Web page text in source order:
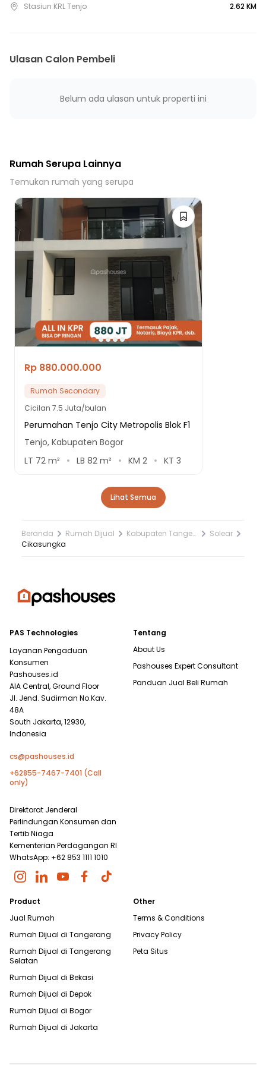
40 Menit ke Gerbang Tol Cikande
40 Menit ke Gerbang Tol Karawaci 1
Stasiun KRL Tenjo
2.62 KM
Ulasan Calon Pembeli
Belum ada ulasan untuk properti ini
Rumah Serupa Lainnya
Temukan rumah yang serupa
Rp 880.000.000
Rumah Secondary
Cicilan 7.5 Juta/bulan
Perumahan Tenjo City Metropolis Blok F1
Tenjo, Kabupaten Bogor
LT 72 m² LB 82 m² KM 2 KT 3
Lihat Semua
Beranda Rumah Dijual Kabupaten Tangerang
Solear
Cikasungka
PAS Technologies
Layanan Pengaduan
Konsumen
Pashouses.id
AIA Central, Ground Floor
Jl. Jend. Sudirman No.Kav.
48A
South Jakarta, 12930,
Indonesia
cs@pashouses.id
+62855-7467-7401 (Call
only)
Direktorat Jenderal
Perlindungan Konsumen dan
Tertib Niaga
Kementerian Perdagangan RI
WhatsApp: +62 853 1111 1010
Tentang
About Us
Pashouses Expert Consultant
Panduan Jual Beli Rumah
Product
Jual Rumah
Rumah Dijual di Tangerang
Rumah Dijual di Tangerang
Selatan
Rumah Dijual di Bekasi
Rumah Dijual di Depok
Rumah Dijual di Bogor
Rumah Dijual di Jakarta
Other
Terms & Conditions
Privacy Policy
Peta Situs